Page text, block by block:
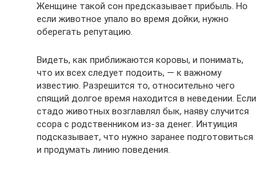
Женщине такой сон предсказывает прибыль. Но
если животное упало во время дойки, нужно
оберегать репутацию.
Видеть, как приближаются коровы, и понимать,
что их всех следует подоить, — к важному
известию. Разрешится то, относительно чего
спящий долгое время находится в неведении. Если
стадо животных возглавлял бык, наяву случится
ссора с родственником из-за денег. Интуиция
подсказывает, что нужно заранее подготовиться
и продумать линию поведения.